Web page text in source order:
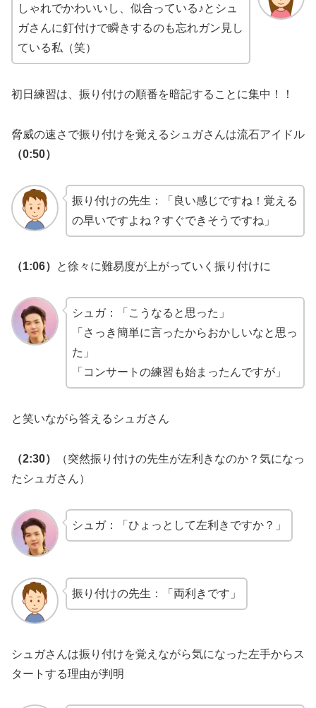
しゃれでかわいいし、似合っている♪とシュ
ガさんに釘付けで瞬きするのも忘れガン見し
ている私（笑）
初日練習は、振り付けの順番を暗記することに集中！！
脅威の速さで振り付けを覚えるシュガさんは流石アイドル
（0:50）
振り付けの先生：「良い感じですね！覚える
の早いですよね？すぐできそうですね」
（1:06） と徐々に難易度が上がっていく振り付けに
シュガ：「こうなると思った」
「さっき簡単に言ったからおかしいなと思っ
た」
「コンサートの練習も始まったんですが」
と笑いながら答えるシュガさん
（2:30）
（突然振り付けの先生が左利きなのか？気になっ
たシュガさん）
シュガ：「ひょっとして左利きですか？」
振り付けの先生：「両利きです」
シュガさんは振り付けを覚えながら気になった左手からス
タートする理由が判明